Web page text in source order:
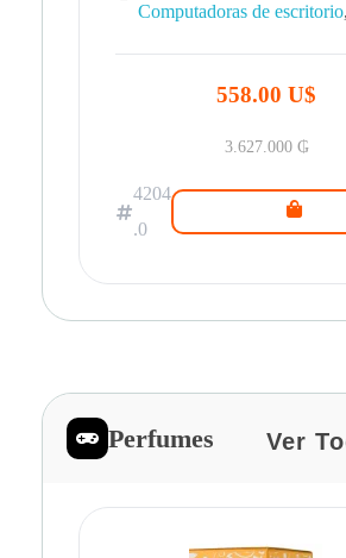
Computadoras de escritorio,
558.00 U$
3.627.000 ₲
4204
.0
Perfumes Ver